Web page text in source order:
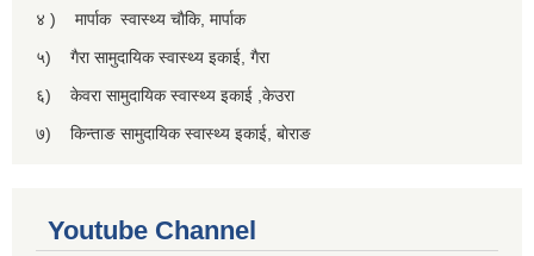
४ ) मार्पाक स्वास्थ्य चाैकि, मार्पाक
५) गैरा सामुदायिक स्वास्थ्य इकाई, गैरा
६) केवरा सामुदायिक स्वास्थ्य इकाई ,केउरा
७) किन्ताङ सामुदायिक स्वास्थ्य इकाई, बाेराङ
Youtube Channel